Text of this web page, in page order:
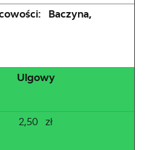
Baczyna,
Ulgowy
2,50 zł